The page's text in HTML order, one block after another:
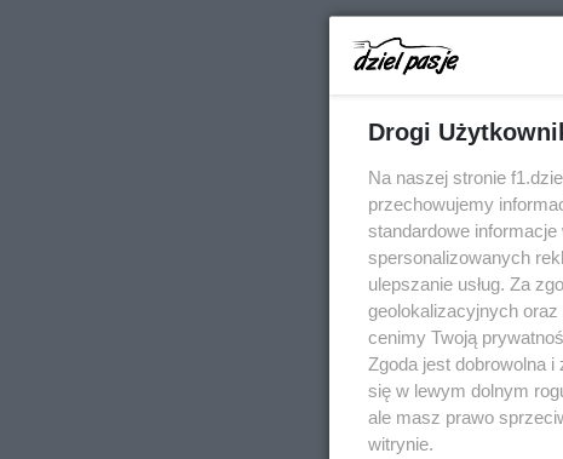
Drogi
Na naszej stronie
przechowujemy
standardowe
spersonalizowanych
ulepszanie usług. Za
geolokalizacyjnych
cenimy Twoją
Zgoda jest dobrowolna
się w lewym dolnym
ale masz prawo
witrynie.